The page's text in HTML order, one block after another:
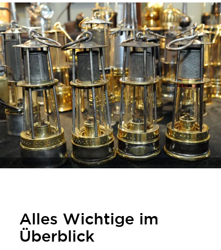
LWL-Museum, Annette Hudemann, Grubenlampen waren einst ständige
Alles Wichtige im
Überblick